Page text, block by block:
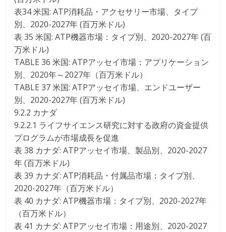
表34 米国: ATP消耗品・アクセサリー市場、タイプ
別、2020-2027年 (百万米ドル)
表 35 米国: ATP機器市場：タイプ別、2020-2027年 (百
万米ドル)
TABLE 36 米国: ATPアッセイ市場：アプリケーション
別、2020年～2027年（百万米ドル）
TABLE 37 米国: ATPアッセイ市場、エンドユーザー
別、2020-2027年 (百万米ドル)
9.2.2 カナダ
9.2.2.1 ライフサイエンス研究に対する政府の資金提供
プログラムが市場成長を促進
表 38 カナダ: ATPアッセイ市場、製品別、2020-2027
年 (百万米ドル)
表 39 カナダ: ATP消耗品・付属品市場：タイプ別、
2020-2027年（百万米ドル）
表 40 カナダ: ATP機器市場：タイプ別、2020-2027年
（百万米ドル）
表 41 カナダ: ATPアッセイ市場：用途別、2020-2027